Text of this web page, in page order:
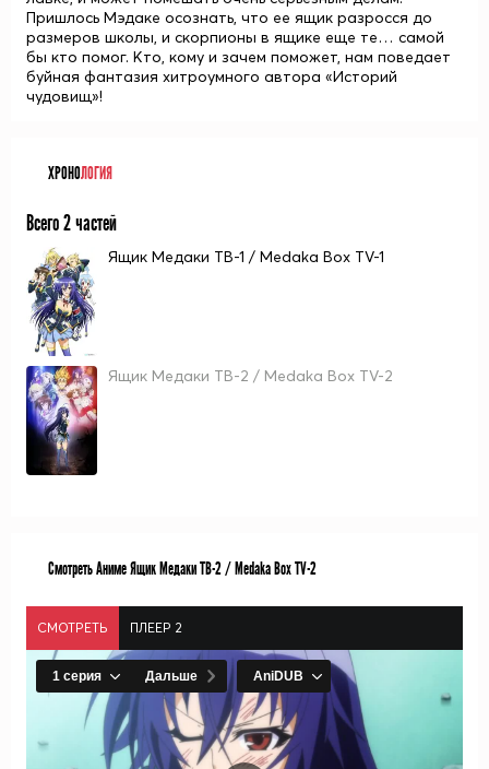
Пришлось Мэдаке осознать, что ее ящик разросся до
размеров школы, и скорпионы в ящике еще те… самой
бы кто помог. Кто, кому и зачем поможет, нам поведает
буйная фантазия хитроумного автора «Историй
чудовищ»!
ХРОНОЛОГИЯ
Всего 2 частей
Ящик Медаки ТВ-1 / Medaka Box TV-1
Ящик Медаки ТВ-2 / Medaka Box TV-2
Смотреть Аниме Ящик Медаки ТВ-2 / Medaka Box TV-2
СМОТРЕТЬ ПЛЕЕР 2